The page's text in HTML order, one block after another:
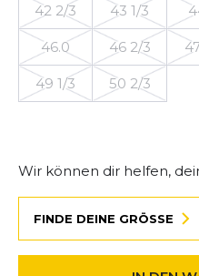
42 2/3 43 1/3
46.0 46 2/3
49 1/3 50 2/3
Wir können dir helfen,
FINDE DEINE GRÖSSE